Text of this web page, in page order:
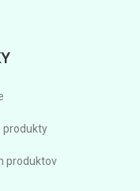
produkty
produktov